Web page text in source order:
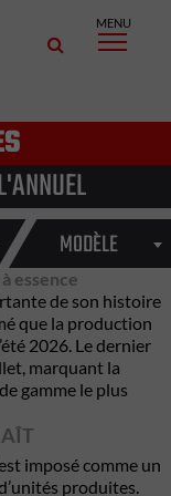
MENU
MODÈLE
essence
de son histoire
que la production
2026. Le dernier
marquant la
gamme le plus
imposé comme un
produites.